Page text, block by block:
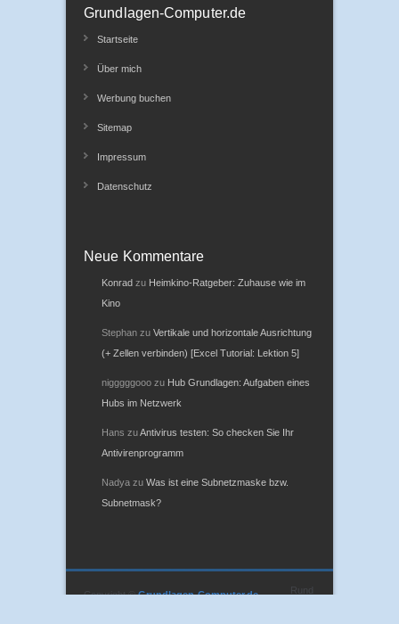
Grundlagen-Computer.de
Startseite
Über mich
Werbung buchen
Sitemap
Impressum
Datenschutz
Neue Kommentare
Konrad zu Heimkino-Ratgeber: Zuhause wie im
Kino
Stephan zu Vertikale und horizontale Ausrichtung
(+ Zellen verbinden) [Excel Tutorial: Lektion 5]
nigggggooo zu Hub Grundlagen: Aufgaben eines
Hubs im Netzwerk
Hans zuAntivirus testen: So checken Sie Ihr
Antivirenprogramm
Nadya zu Was ist eine Subnetzmaske bzw.
Subnetmask?
Copyright ©Grundlagen-Computer.de
Rund